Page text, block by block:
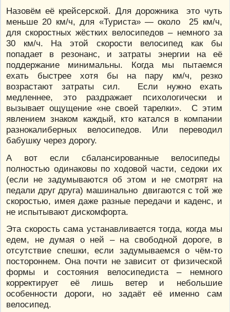
Назовём её крейсерской. Для дорожника это чуть
меньше 20 км/ч, для «Туриста» — около 25 км/ч,
для скоростных жёстких велосипедов – немного за
30 км/ч. На этой скорости велосипед как бы
попадает в резонанс, и затраты энергии на её
поддержание минимальны. Когда мы пытаемся
ехать быстрее хотя бы на пару км/ч, резко
возрастают затраты сил. Если нужно ехать
медленнее, это раздражает психологически и
вызывает ощущение «не своей тарелки». С этим
явлением знаком каждый, кто катался в компании
разнокалиберных велосипедов. Или переводил
бабушку через дорогу.
А вот если сбалансированные велосипеды
полностью одинаковы по ходовой части, седоки их
(если не задумываются об этом и не смотрят на
педали друг друга) машинально двигаются с той же
скоростью, имея даже разные передачи и каденс, и
не испытывают дискомфорта.
Эта скорость сама устанавливается тогда, когда мы
едем, не думая о ней – на свободной дороге, в
отсутствие спешки, если задумываемся о чём-то
постороннем. Она почти не зависит от физической
формы и состояния велосипедиста – немного
корректирует её лишь ветер и небольшие
особенности дороги, но задаёт её именно сам
велосипед.